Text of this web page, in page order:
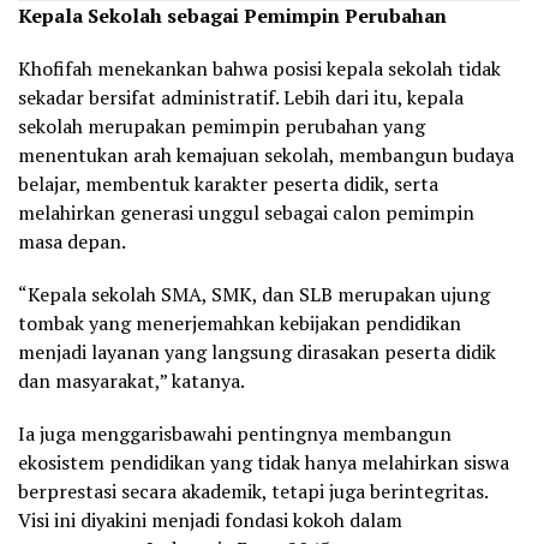
Kepala Sekolah sebagai Pemimpin Perubahan
Khofifah menekankan bahwa posisi kepala sekolah tidak
sekadar bersifat administratif. Lebih dari itu, kepala
sekolah merupakan pemimpin perubahan yang
menentukan arah kemajuan sekolah, membangun budaya
belajar, membentuk karakter peserta didik, serta
melahirkan generasi unggul sebagai calon pemimpin
masa depan.
“Kepala sekolah SMA, SMK, dan SLB merupakan ujung
tombak yang menerjemahkan kebijakan pendidikan
menjadi layanan yang langsung dirasakan peserta didik
dan masyarakat,” katanya.
Ia juga menggarisbawahi pentingnya membangun
ekosistem pendidikan yang tidak hanya melahirkan siswa
berprestasi secara akademik, tetapi juga berintegritas.
Visi ini diyakini menjadi fondasi kokoh dalam